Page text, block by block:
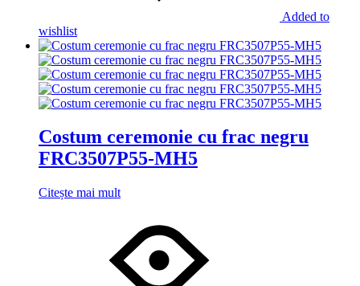
Added to
wishlist
Costum ceremonie cu frac negru
FRC3507P55-MH5
Citește mai mult